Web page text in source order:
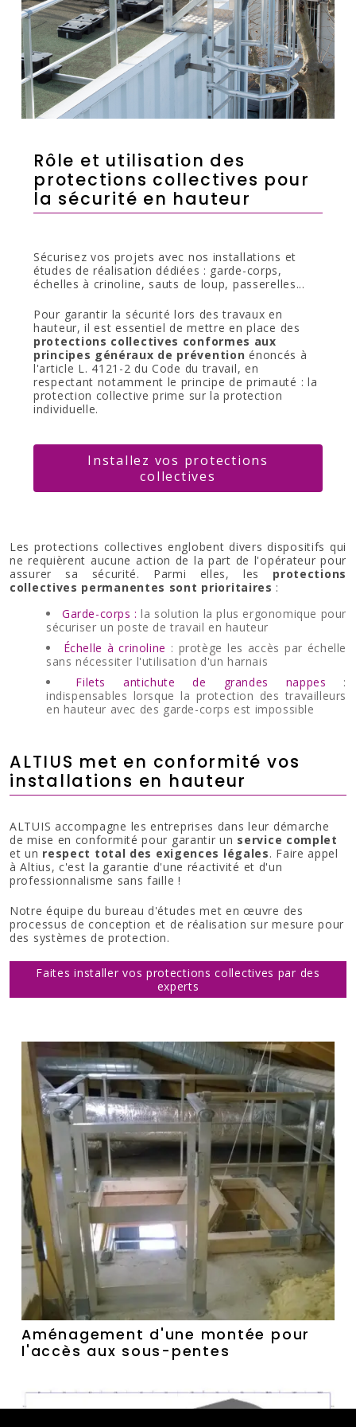
Rôle et utilisation des
protections collectives pour
la sécurité en hauteur
Sécurisez vos projets avec nos installations et
études de réalisation dédiées : garde-corps,
échelles à crinoline, sauts de loup, passerelles...
Pour garantir la sécurité lors des travaux en
hauteur, il est essentiel de mettre en place des
protections collectives conformes aux
principes généraux de prévention énoncés à
l'article L. 4121-2 du Code du travail, en
respectant notamment le principe de primauté : la
protection collective prime sur la protection
individuelle.
Installez vos protections
collectives
Les protections collectives englobent divers dispositifs qui
ne requièrent aucune action de la part de l'opérateur pour
assurer sa sécurité. Parmi elles, les protections
collectives permanentes sont prioritaires :
Garde-corps : la solution la plus ergonomique pour
sécuriser un poste de travail en hauteur
Échelle à crinoline : protège les accès par échelle
sans nécessiter l'utilisation d'un harnais
Filets antichute de grandes nappes :
indispensables lorsque la protection des travailleurs
en hauteur avec des garde-corps est impossible
ALTIUS met en conformité vos
installations en hauteur
ALTUIS accompagne les entreprises dans leur démarche
de mise en conformité pour garantir un service complet
et un respect total des exigences légales. Faire appel
à Altius, c'est la garantie d'une réactivité et d'un
professionnalisme sans faille !
Notre équipe du bureau d'études met en œuvre des
processus de conception et de réalisation sur mesure pour
des systèmes de protection.
Faites installer vos protections collectives par des
experts
Aménagement d'une montée pour
l'accès aux sous-pentes